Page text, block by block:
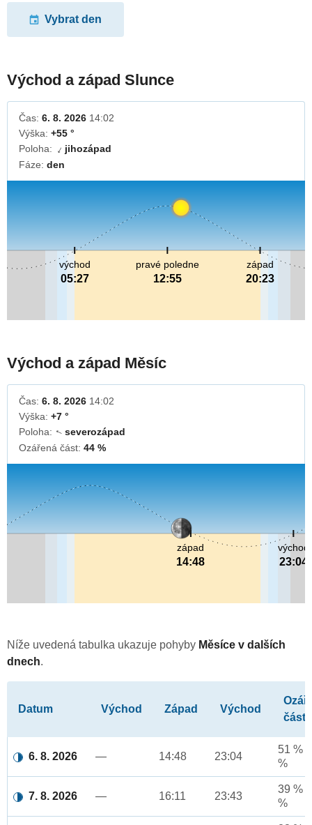
Vybrat den
Východ a západ Slunce
Čas: 6. 8. 2026 14:02
Výška: +55 °
Poloha: ↓ jihozápad
Fáze: den
pravé poledne
12:55
východ
05:27
západ
20:23
Východ a západ Měsíc
Čas: 6. 8. 2026 14:02
Výška: +7 °
Poloha: ↓severozápad
Ozářená část: 44 %
východ
23:04
západ
14:48
Níže uvedená tabulka ukazuje pohyby Měsíce v dalších
dnech.
Datum Východ Západ Východ
část
6. 8. 2026 — 14:48 23:04
51 %
%
7. 8. 2026 — 16:11 23:43
39 %
%